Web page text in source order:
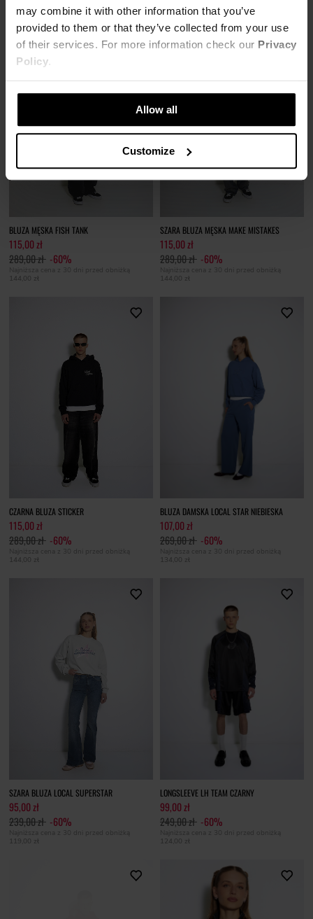
may combine it with other information that you’ve
provided to them or that they’ve collected from your use
of their services. For more information check our Privacy
Policy.
Allow all
Customize
BLUZA MĘSKA FISH TANK
115,00 zł
289,00 zł -60%
Najniższa cena z 30 dni przed obniżką
144,00 zł
SZARA BLUZA MĘSKA MAKE MISTAKES
115,00 zł
289,00 zł -60%
Najniższa cena z 30 dni przed obniżką
144,00 zł
CZARNA BLUZA STICKER
115,00 zł
289,00 zł -60%
Najniższa cena z 30 dni przed obniżką
144,00 zł
BLUZA DAMSKA LOCAL STAR NIEBIESKA
107,00 zł
269,00 zł -60%
Najniższa cena z 30 dni przed obniżką
134,00 zł
SZARA BLUZA LOCAL SUPERSTAR
95,00 zł
239,00 zł -60%
Najniższa cena z 30 dni przed obniżką
119,00 zł
LONGSLEEVE LH TEAM CZARNY
99,00 zł
249,00 zł -60%
Najniższa cena z 30 dni przed obniżką
124,00 zł